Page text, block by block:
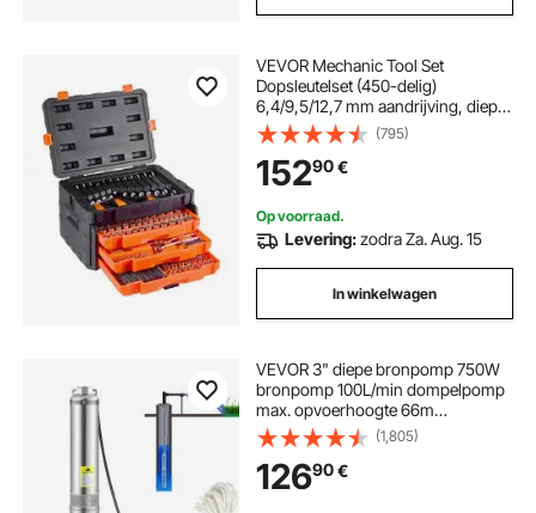
VEVOR Mechanic Tool Set
Dopsleutelset (450-delig)
6,4/9,5/12,7 mm aandrijving, diepe
en standaard doppen, SAE
metrisch Mechanic Tool Set met
sleutels en koffer
(795)
15290€
Op voorraad.
Levering:zodra Za. Aug. 15
In winkelwagen
VEVOR 3" diepe bronpomp 750W
bronpomp 100L/min dompelpomp
max. opvoerhoogte 66m
leidingpomp 230V 50Hz
zandpomp IP68 waterpomp 16
waaierniveaus pomp Ideaal voor
irrigatie of watervoorziening
(1,805)
12690€